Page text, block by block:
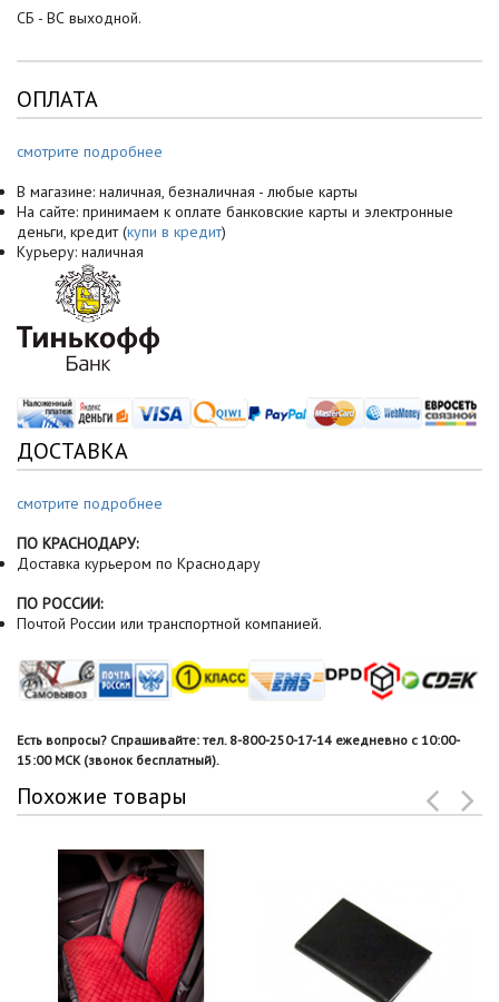
СБ - ВС выходной.
ОПЛАТА
смотрите подробнее
В магазине: наличная, безналичная - любые карты
На сайте: принимаем к оплате банковские карты и электронные
деньги, кредит (купи в кредит)
Курьеру: наличная
ДОСТАВКА
смотрите подробнее
ПО КРАСНОДАРУ:
Доставка курьером по Краснодару
ПО РОССИИ:
Почтой России или транспортной компанией.
Есть вопросы? Спрашивайте: тел. 8-800-250-17-14 ежедневно с 10:00-
15:00 МСК (звонок бесплатный).
Похожие товары